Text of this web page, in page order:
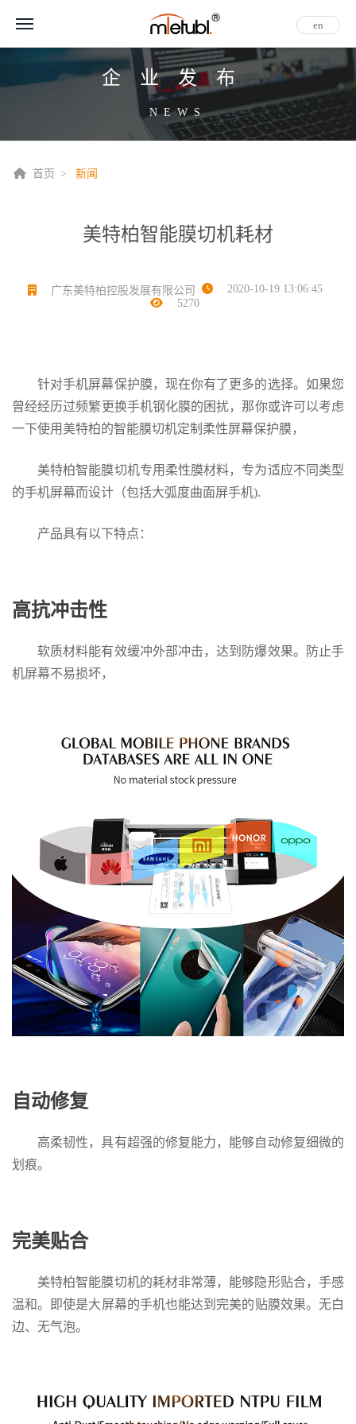
en
企业发布
NEWS
首页 新闻
美特柏智能膜切机耗材
广东美特柏控股发展有限公司
2020-10-19 13:06:45
5270
针对手机屏幕保护膜，现在你有了更多的选择。如果您
曾经经历过频繁更换手机钢化膜的困扰，那你或许可以考虑
一下使用美特柏的智能膜切机定制柔性屏幕保护膜，
美特柏智能膜切机专用柔性膜材料，专为适应不同类型
的手机屏幕而设计（包括大弧度曲面屏手机).
产品具有以下特点：
高抗冲击性
软质材料能有效缓冲外部冲击，达到防爆效果。防止手
机屏幕不易损坏，
自动修复
高柔韧性，具有超强的修复能力，能够自动修复细微的
划痕。
完美贴合
美特柏智能膜切机的耗材非常薄，能够隐形贴合，手感
温和。即使是大屏幕的手机也能达到完美的贴膜效果。无白
边、无气泡。